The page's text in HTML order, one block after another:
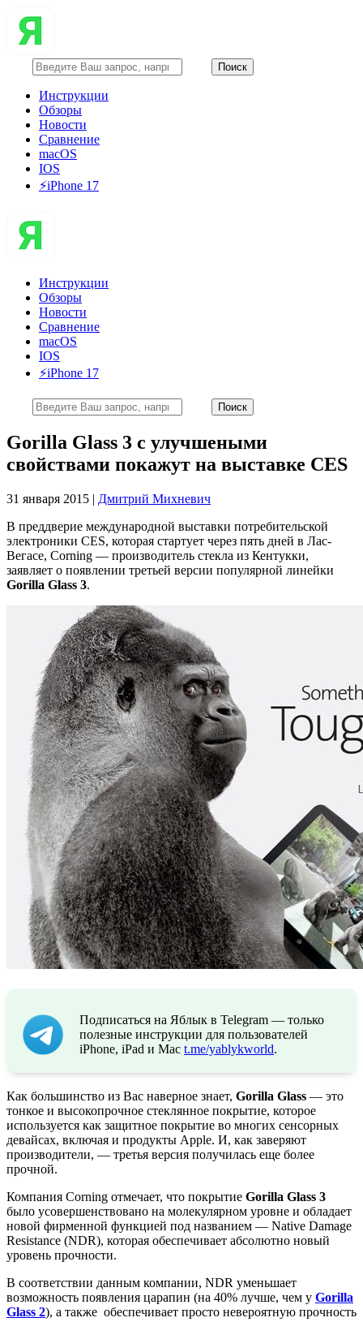
Инструкции
Обзоры
Новости
Сравнение
macOS
IOS
⚡️iPhone 17
Инструкции
Обзоры
Новости
Сравнение
macOS
IOS
⚡️iPhone 17
Gorilla Glass 3 с улучшеными
свойствами покажут на выставке CES
31 января 2015 | Дмитрий Михневич
В преддверие международной выставки потребительской
электроники CES, которая стартует через пять дней в Лас-
Вегасе, Corning — производитель стекла из Кентукки,
заявляет о появлении третьей версии популярной линейки
Gorilla Glass 3.
Подписаться на Яблык в Telegram — только
полезные инструкции для пользователей
iPhone, iPad и Mac t.me/yablykworld.
Как большинство из Вас наверное знает, Gorilla Glass — это
тонкое и высокопрочное стеклянное покрытие, которое
используется как защитное покрытие во многих сенсорных
девайсах, включая и продукты Apple. И, как заверяют
производители, — третья версия получилась еще более
прочной.
Компания Corning отмечает, что покрытие Gorilla Glass 3
было усовершенствовано на молекулярном уровне и обладает
новой фирменной функцией под названием — Native Damage
Resistance (NDR), которая обеспечивает абсолютно новый
уровень прочности.
В соответствии данным компании, NDR уменьшает
возможность появления царапин (на 40% лучше, чем у Gorilla
Glass 2), а также обеспечивает просто невероятную прочность